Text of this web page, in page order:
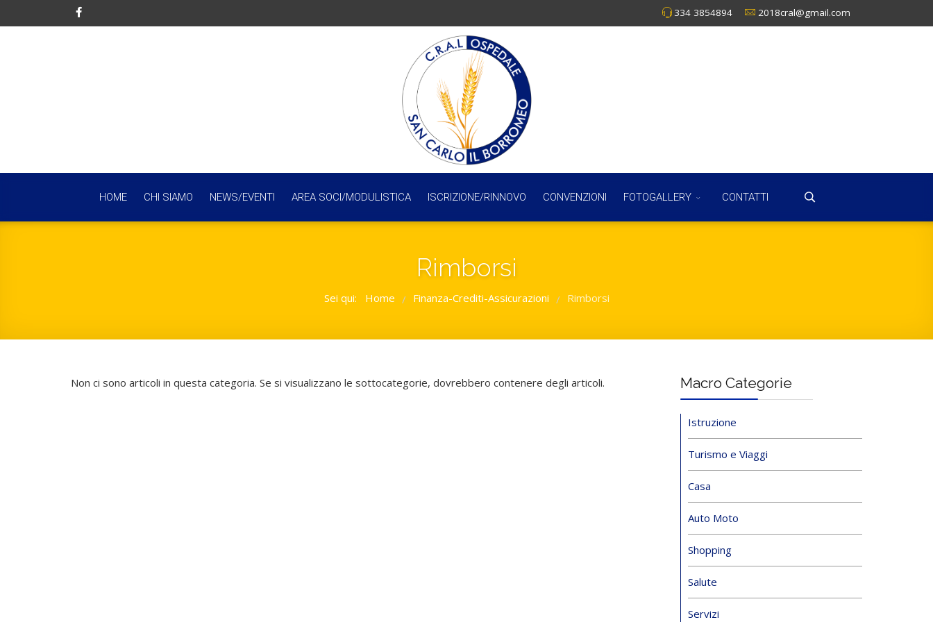
334 3854894 2018cral@gmail.com
HOME CHI SIAMO NEWS/EVENTI AREA SOCI/MODULISTICA ISCRIZIONE/RINNOVO CONVENZIONI FOTOGALLERY CONTATTI
Rimborsi
Sei qui: Home / Finanza-Crediti-Assicurazioni / Rimborsi
Non ci sono articoli in questa categoria. Se si visualizzano le sottocategorie, dovrebbero contenere degli articoli. Macro Categorie
Istruzione
Turismo e Viaggi
Casa
Auto Moto
Shopping
Salute
Servizi